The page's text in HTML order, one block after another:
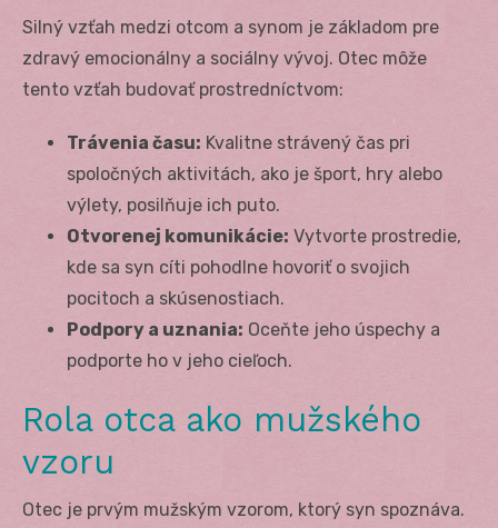
Silný vzťah medzi otcom a synom je základom pre
zdravý emocionálny a sociálny vývoj. Otec môže
tento vzťah budovať prostredníctvom:
Trávenia času: Kvalitne strávený čas pri
spoločných aktivitách, ako je šport, hry alebo
výlety, posilňuje ich puto.
Otvorenej komunikácie: Vytvorte prostredie,
kde sa syn cíti pohodlne hovoriť o svojich
pocitoch a skúsenostiach.
Podpory a uznania: Oceňte jeho úspechy a
podporte ho v jeho cieľoch.
Rola otca ako mužského
vzoru
Otec je prvým mužským vzorom, ktorý syn spoznáva.